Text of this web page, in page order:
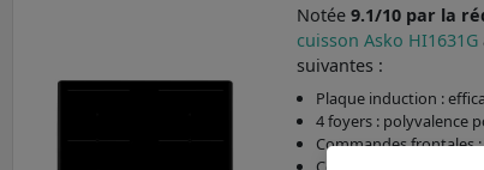
Notée9.1/10 par la
cuisson Asko HI1631G
suivantes :
Plaque induction :
4 foyers : polyvalence
Commandes frontales